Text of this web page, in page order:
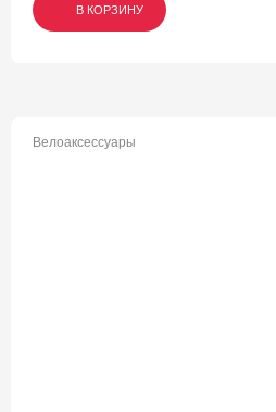
В КОРЗИНУ
В КОРЗИНУ
В КОРЗИНУ
Велоаксессуары